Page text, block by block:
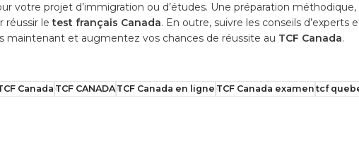
votre projet d’immigration ou d’études. Une préparation méthodique,
réussir letest français Canada. En outre, suivre les conseils
maintenant et augmentez vos chances de réussite au TCF Canada.
Canada TCF CANADATCF Canada en ligne TCF Canada examen tcf